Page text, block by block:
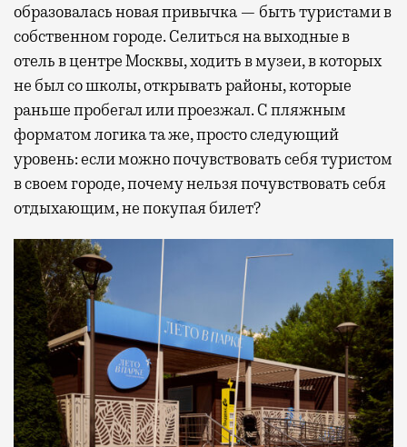
образовалась новая привычка — быть туристами в
собственном городе. Селиться на выходные в
отель в центре Москвы, ходить в музеи, в которых
не был со школы, открывать районы, которые
раньше пробегал или проезжал. С пляжным
форматом логика та же, просто следующий
уровень: если можно почувствовать себя туристом
в своем городе, почему нельзя почувствовать себя
отдыхающим, не покупая билет?